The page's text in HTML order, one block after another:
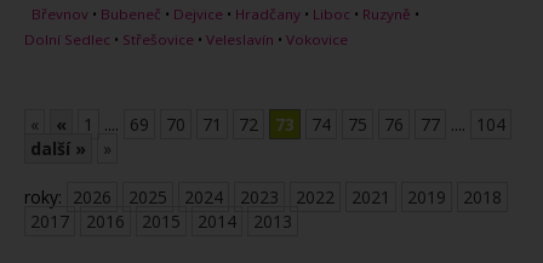
Břevnov • Bubeneč • Dejvice • Hradčany • Liboc • Ruzyně •
Dolní Sedlec • Střešovice • Veleslavín • Vokovice
« « 1 .... 69 70 71 72 73 74 75 76 77 ....
104
další »
»
roky: 2026 2025 2024 2023 2022 2021 2019
2018
2017
2016 2015 2014 2013